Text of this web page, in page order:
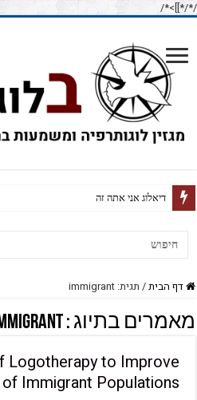
/*
/*]]>*/
דיאלוג אני אתה זה
דף הבית/ תגית: immigrant
מאמרים בתיוג :
Logotherapy to Improve
Immigrant Populations